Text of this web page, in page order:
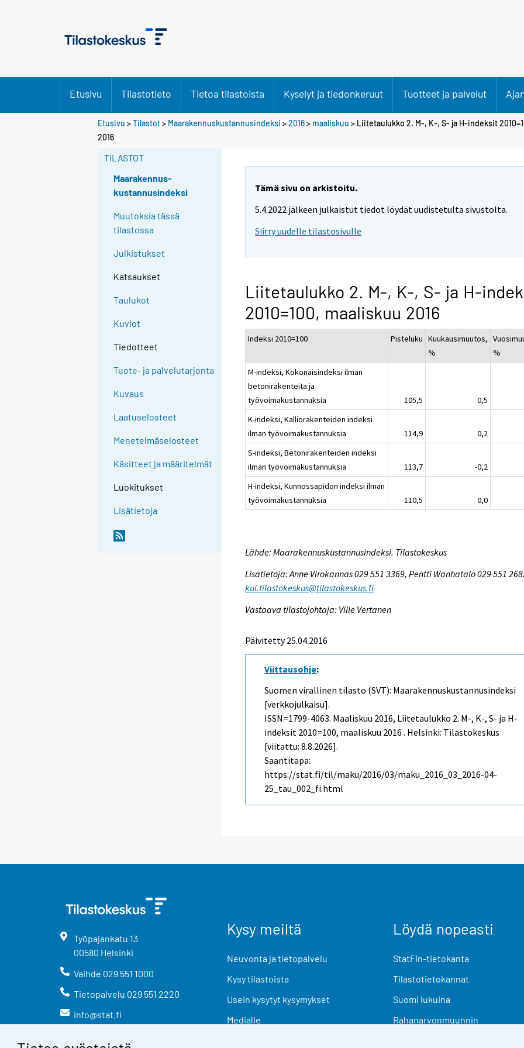
Etusivu Tilastotieto Tietoa tilastoista Kyselyt ja tiedonkeruut Tuotteet ja palvelut
Etusivu >Tilastot> Maarakennuskustannusindeksi >2016> maaliskuu > Liitetaulukko 2. M-, K-, S- ja H-indeksit
2016
TILASTOT
Maarakennus-
kustannusindeksi
Muutoksia tässä
tilastossa
Julkistukset
Katsaukset
Taulukot
Kuviot
Tiedotteet
Tuote- ja palvelutarjonta
Kuvaus
Laatuselosteet
Menetelmäselosteet
Käsitteet ja määritelmät
Luokitukset
Lisätietoja
Tämä sivu on arkistoitu.
5.4.2022 jälkeen julkaistut tiedot löydät uudistetulta sivustolta.
Siirry uudelle tilastosivulle
Liitetaulukko 2. M-, K-, S- ja H-
2010=100, maaliskuu 2016
Indeksi 2010=100 Pisteluku Kuukausimuutos,
%
%
M-indeksi, Kokonaisindeksi ilman
betonirakenteita ja
työvoimakustannuksia
105,5
0,5
K-indeksi, Kalliorakenteiden indeksi
ilman työvoimakustannuksia
114,9
0,2
S-indeksi, Betonirakenteiden indeksi
ilman työvoimakustannuksia
113,7
-0,2
H-indeksi, Kunnossapidon indeksi ilman
työvoimakustannuksia
110,5 0,0
Lähde: Maarakennuskustannusindeksi. Tilastokeskus
Lisätietoja: Anne Virokannas 029 551 3369, Pentti Wanhatalo 029 551
kui.tilastokeskus@tilastokeskus.fi
Vastaava tilastojohtaja: Ville Vertanen
Päivitetty 25.04.2016
Viittausohje:
Suomen virallinen tilasto (SVT): Maarakennuskustannusindeksi
[verkkojulkaisu].
ISSN=1799-4063. Maaliskuu 2016, Liitetaulukko 2. M-, K-, S- ja H-
indeksit 2010=100, maaliskuu 2016 . Helsinki: Tilastokeskus
[viitattu: 8.8.2026].
Saantitapa:
https://stat.fi/til/maku/2016/03/maku_2016_03_2016-04-
25_tau_002_fi.html
Työpajankatu 13
00580 Helsinki
Vaihde 029 551 1000
Tietopalvelu 029 551 2220
info@stat.fi
Kysy meiltä
Neuvonta ja tietopalvelu
Kysy tilastoista
Usein kysytyt kysymykset
Medialle
Löydä nopeasti
StatFin-tietokanta
Tilastotietokannat
Suomi lukuina
Rahanarvonmuunnin